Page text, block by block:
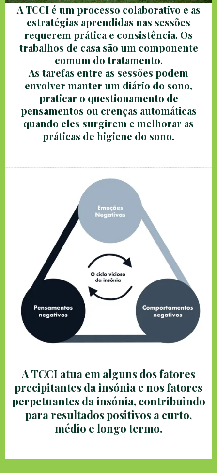
A TCCI é um processo colaborativo e as
estratégias aprendidas nas sessões
requerem prática e consistência. Os
trabalhos de casa são um componente
comum do tratamento.
As tarefas entre as sessões podem
envolver manter um diário do sono,
praticar o questionamento de
pensamentos ou crenças automáticas
quando eles surgirem e melhorar as
práticas de higiene do sono.
A TCCI atua em alguns dos fatores
precipitantes da insónia e nos fatores
perpetuantes da insónia, contribuindo
para resultados positivos a curto,
médio e longo termo.